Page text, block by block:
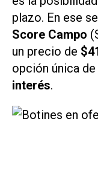
plazo. En ese
Score Campo
un precio de
opción única
interés.